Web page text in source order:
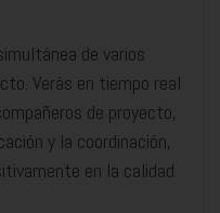
de varios
Verás en tiempo real
de proyecto,
y la coordinación,
en la calidad